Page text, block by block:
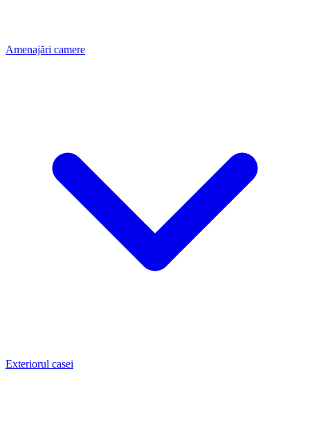
Amenajări camere
Exteriorul casei